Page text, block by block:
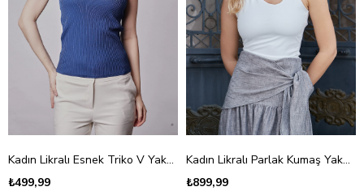
Kadın Likralı Esnek Triko V Yaka Kaşkorse Body Bluz-Lacivert
₺499,99
Kadın Likralı Parlak Kumaş Yakası Asimetrik Aksesuarlı Kolsuz Bluz-Krem
₺899,99